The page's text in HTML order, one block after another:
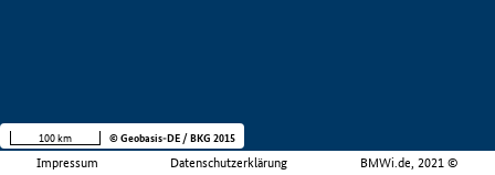
Impressum Datenschutzerklärung BMWi.de, 2021 ©
100 km © Geobasis-DE / BKG 2015